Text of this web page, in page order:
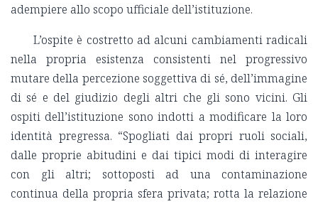
adempiere allo scopo ufficiale dell’istituzione.
L’ospite è costretto ad alcuni cambiamenti radicali
nella propria esistenza consistenti nel progressivo
mutare della percezione soggettiva di sé, dell’immagine
di sé e del giudizio degli altri che gli sono vicini. Gli
ospiti dell’istituzione sono indotti a modificare la loro
identità pregressa. “Spogliati dai propri ruoli sociali,
dalle proprie abitudini e dai tipici modi di interagire
con gli altri; sottoposti ad una contaminazione
continua della propria sfera privata; rotta la relazione